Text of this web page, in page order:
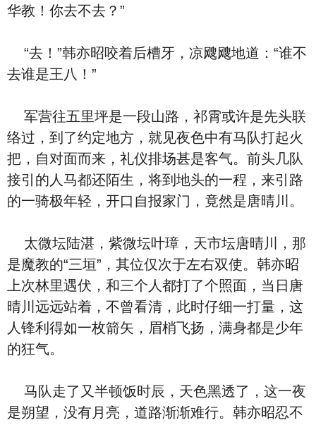
华教！你去不去？”
“去！”韩亦昭咬着后槽牙，凉飕飕地道：“谁不
去谁是王八！”
军营往五里坪是一段山路，祁霄或许是先头联
络过，到了约定地方，就见夜色中有马队打起火
把，自对面而来，礼仪排场甚是客气。前头几队
接引的人马都还陌生，将到地头的一程，来引路
的一骑极年轻，开口自报家门，竟然是唐晴川。
太微坛陆湛，紫微坛叶璋，天市坛唐晴川，那
是魔教的“三垣”，其位仅次于左右双使。韩亦昭
上次林里遇伏，和三个人都打了个照面，当日唐
晴川远远站着，不曾看清，此时仔细一打量，这
人锋利得如一枚箭矢，眉梢飞扬，满身都是少年
的狂气。
马队走了又半顿饭时辰，天色黑透了，这一夜
是朔望，没有月亮，道路渐渐难行。韩亦昭忍不